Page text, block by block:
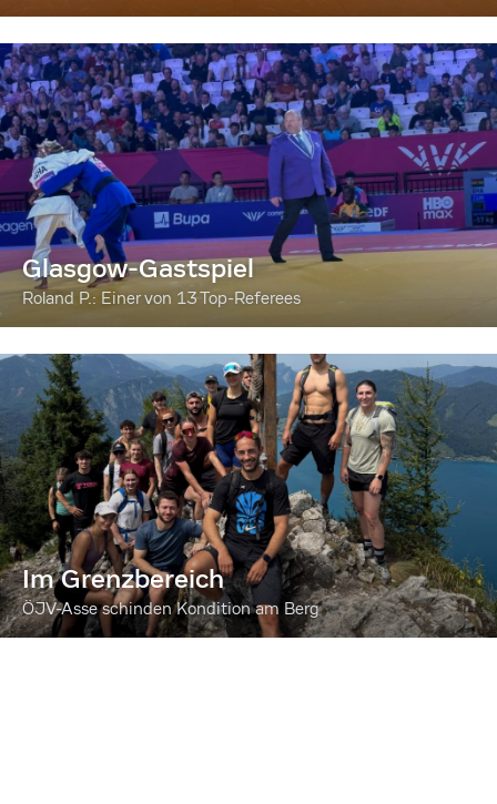
Glasgow-Gastspiel
Roland P.: Einer von 13 Top-Referees
Im Grenzbereich
ÖJV-Asse schinden Kondition am Berg